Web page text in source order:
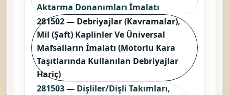
Aktarma Donanımları İmalatı
281502 — Debriyajlar (Kavramalar),
Mil (Şaft) Kaplinler Ve Üniversal
Mafsalların İmalatı (Motorlu Kara
Taşıtlarında Kullanılan Debriyajlar
Hariç)
281503 — Dişliler/Dişli Takımları,